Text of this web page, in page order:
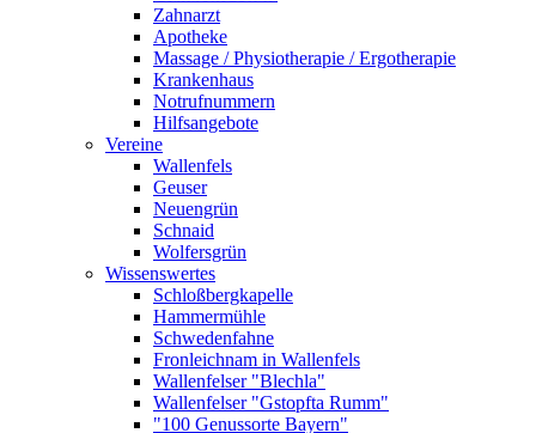
Zahnarzt
Apotheke
Massage / Physiotherapie / Ergotherapie
Krankenhaus
Notrufnummern
Hilfsangebote
Vereine
Wallenfels
Geuser
Neuengrün
Schnaid
Wolfersgrün
Wissenswertes
Schloßbergkapelle
Hammermühle
Schwedenfahne
Fronleichnam in Wallenfels
Wallenfelser "Blechla"
Wallenfelser "Gstopfta Rumm"
"100 Genussorte Bayern"